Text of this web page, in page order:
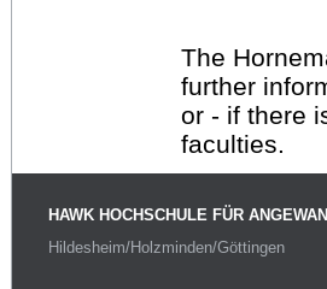
The
further
or - if there
faculties.
HAWK HOCHSCHULE FÜR
Hildesheim/Holzminden/Göttingen